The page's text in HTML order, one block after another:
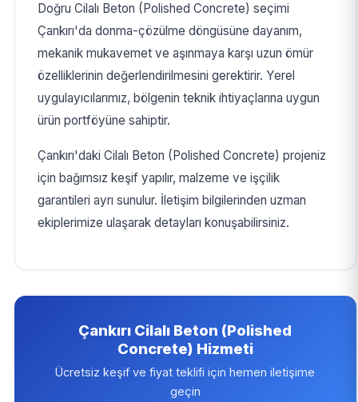
Doğru Cilalı Beton (Polished Concrete) seçimi
Çankırı'da donma-çözülme döngüsüne dayanım,
mekanik mukavemet ve aşınmaya karşı uzun ömür
özelliklerinin değerlendirilmesini gerektirir. Yerel
uygulayıcılarımız, bölgenin teknik ihtiyaçlarına uygun
ürün portföyüne sahiptir.
Çankırı'daki Cilalı Beton (Polished Concrete) projeniz
için bağımsız keşif yapılır, malzeme ve işçilik
garantileri ayrı sunulur. İletişim bilgilerinden uzman
ekiplerimize ulaşarak detayları konuşabilirsiniz.
Çankırı Cilalı Beton (Polished
Concrete) Hizmeti
Ücretsiz keşif ve fiyat teklifi için hemen iletişime
geçin